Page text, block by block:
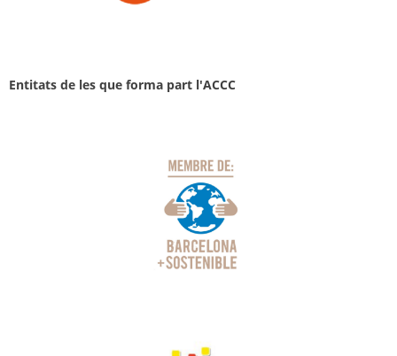
Entitats de les que forma part l'ACCC